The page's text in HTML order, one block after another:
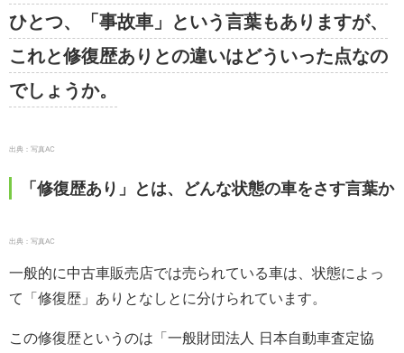
ひとつ、「事故車」という言葉もありますが、
これと修復歴ありとの違いはどういった点なの
でしょうか。
出典：写真AC
「修復歴あり」とは、どんな状態の車をさす言葉か
出典：写真AC
一般的に中古車販売店では売られている車は、状態によっ
て「修復歴」ありとなしとに分けられています。
この修復歴というのは「一般財団法人 日本自動車査定協